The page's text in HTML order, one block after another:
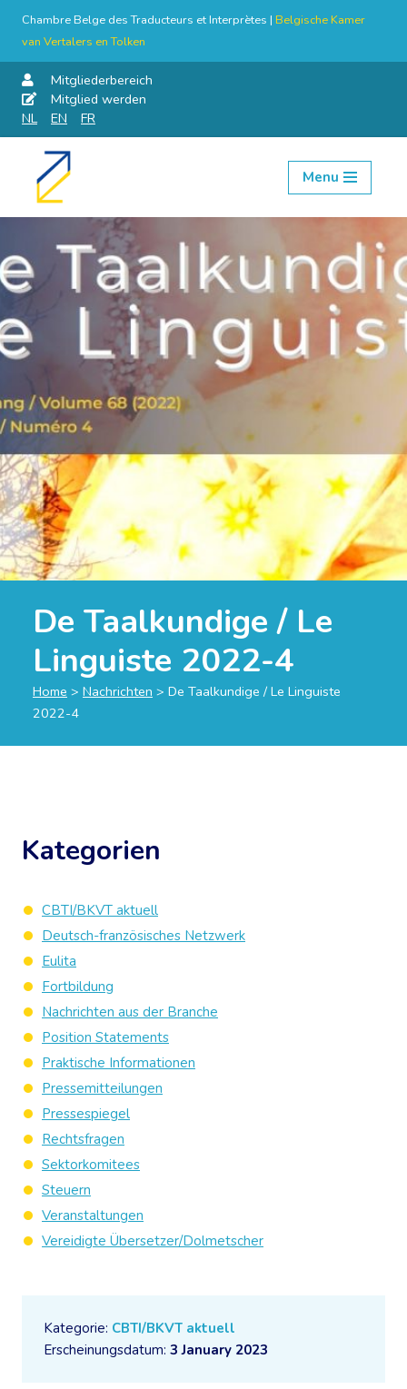
Chambre Belge des Traducteurs et Interprètes | Belgische Kamer
van Vertalers en Tolken
Mitgliederbereich
Mitglied werden
NL
EN FR
Skip
Menu
De Taalkundige / Le
Linguiste 2022-4
Home > Nachrichten > De Taalkundige / Le Linguiste
2022-4
Kategorie: CBTI/BKVT aktuell
Erscheinungsdatum: 3 January 2023
Kategorien
CBTI/BKVT aktuell
Deutsch-französisches Netzwerk
Eulita
Fortbildung
Nachrichten aus der Branche
Position Statements
Praktische Informationen
Pressemitteilungen
Pressespiegel
Rechtsfragen
Sektorkomitees
Steuern
Veranstaltungen
Vereidigte Übersetzer/Dolmetscher